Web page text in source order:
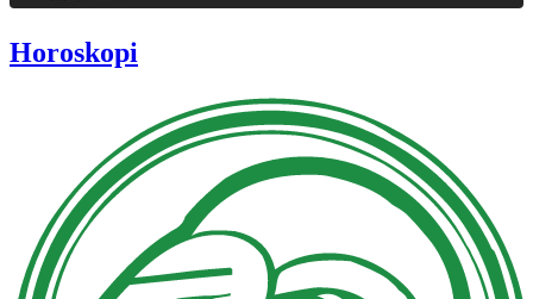
Horoskopi